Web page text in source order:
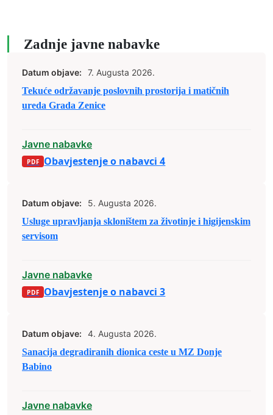
Zadnje javne nabavke
Datum objave:
7. Augusta 2026.
Tekuće održavanje poslovnih prostorija i matičnih
ureda Grada Zenice
Javne nabavke
Obavjestenje o nabavci 4
Datum objave:
5. Augusta 2026.
Usluge upravljanja skloništem za životinje i higijenskim
servisom
Javne nabavke
Obavjestenje o nabavci 3
Datum objave:
4. Augusta 2026.
Sanacija degradiranih dionica ceste u MZ Donje
Babino
Javne nabavke